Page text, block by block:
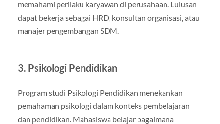
memahami perilaku karyawan di perusahaan. Lulusan
dapat bekerja sebagai HRD, konsultan organisasi, atau
manajer pengembangan SDM.
3. Psikologi Pendidikan
Program studi Psikologi Pendidikan menekankan
pemahaman psikologi dalam konteks pembelajaran
dan pendidikan. Mahasiswa belajar bagaimana